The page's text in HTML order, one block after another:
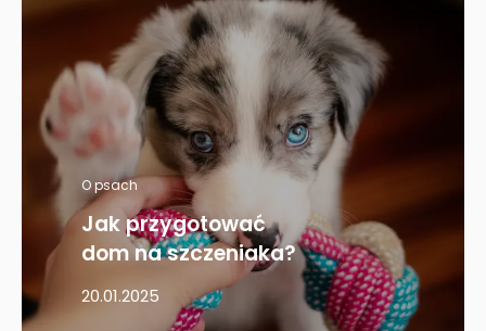
O psach
Jak przygotować
dom na szczeniaka?
20.01.2025